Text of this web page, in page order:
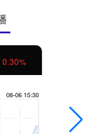
-0.55%